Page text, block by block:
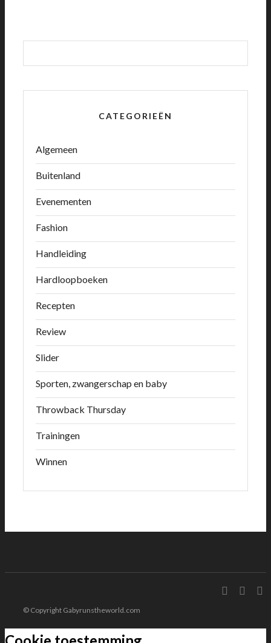
CATEGORIEËN
Algemeen
Buitenland
Evenementen
Fashion
Handleiding
Hardloopboeken
Recepten
Review
Slider
Sporten, zwangerschap en baby
Throwback Thursday
Trainingen
Winnen
© Copyright Gabyrunstheworld.com